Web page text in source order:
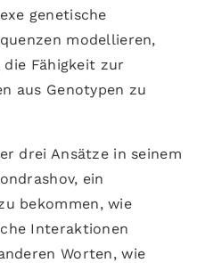
genetische
modellieren,
Fähigkeit zur
aus Genotypen zu
drei Ansätze in seinem
ein
bekommen, wie
Interaktionen
Worten, wie